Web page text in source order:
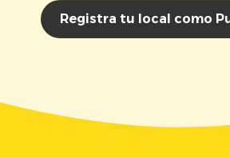
Registra tu local como